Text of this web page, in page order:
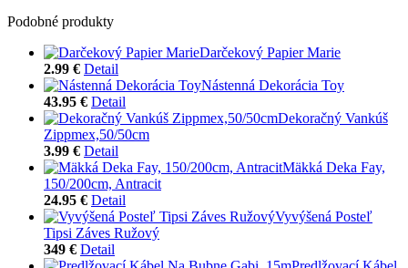
Podobné produkty
Darčekový Papier Marie
2.99 € Detail
Nástenná Dekorácia Toy
43.95 € Detail
Dekoračný Vankúš
Zippmex,50/50cm
3.99 € Detail
Mäkká Deka Fay,
150/200cm, Antracit
24.95 € Detail
Vyvýšená Posteľ
Tipsi Záves Ružový
349 € Detail